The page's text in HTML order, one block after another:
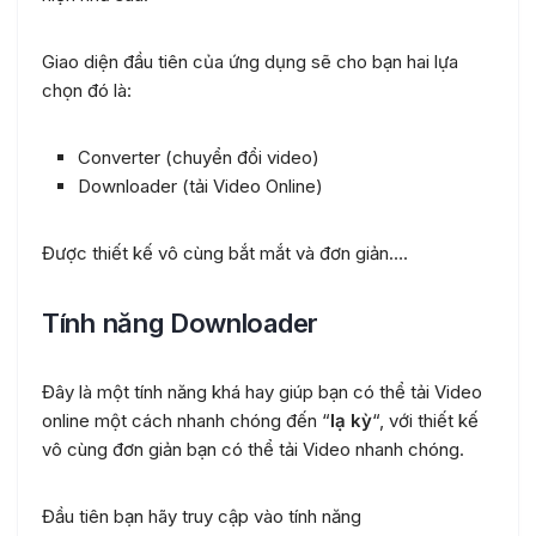
Giao diện đầu tiên của ứng dụng sẽ cho bạn hai lựa
chọn đó là:
Converter (chuyển đổi video)
Downloader (tải Video Online)
Được thiết kế vô cùng bắt mắt và đơn giản….
Tính năng Downloader
Đây là một tính năng khá hay giúp bạn có thể tải Video
online một cách nhanh chóng đến “lạ kỳ“, với thiết kế
vô cùng đơn giản bạn có thể tải Video nhanh chóng.
Đầu tiên bạn hãy truy cập vào tính năng